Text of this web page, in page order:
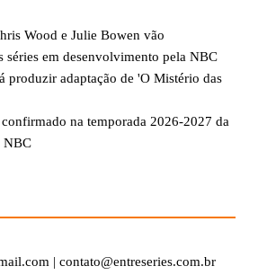
Wood e Julie Bowen vão
séries em desenvolvimento pela NBC
produzir adaptação de 'O Mistério das
na temporada 2026-2027 da
NBC
| contato@entreseries.com.br